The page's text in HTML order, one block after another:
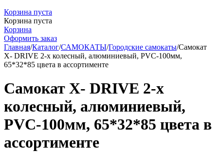
Корзина пуста
Корзина пуста
Корзина
Оформить заказ
Главная/Каталог/САМОКАТЫ/Городские самокаты/Самокат
X- DRIVE 2-х колесный, алюминиевый, PVC-100мм,
65*32*85 цвета в ассортименте
Самокат X- DRIVE 2-х
колесный, алюминиевый,
PVC-100мм, 65*32*85 цвета в
ассортименте